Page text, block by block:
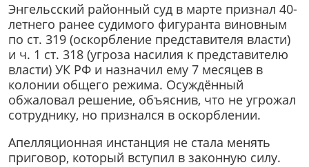
Энгельсский районный суд в марте признал 40-
летнего ранее судимого фигуранта виновным
по ст. 319 (оскорбление представителя власти)
и ч. 1 ст. 318 (угроза насилия к представителю
власти) УК РФ и назначил ему 7 месяцев в
колонии общего режима. Осуждённый
обжаловал решение, объяснив, что не угрожал
сотруднику, но признался в оскорблении.
Апелляционная инстанция не стала менять
приговор, который вступил в законную силу.